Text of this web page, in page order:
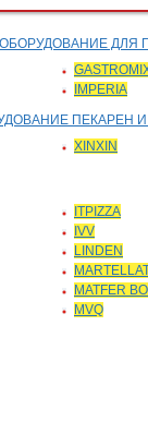
- ОБОРУДОВАНИЕ
IMPERIA
XINXIN
ITPIZZA
IVV
LINDEN
MATFER
MVQ